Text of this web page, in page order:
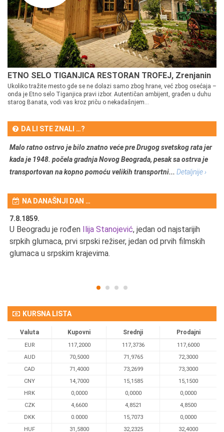
ETNO SELO TIGANJICA RESTORAN TROFEJ, Zrenjanin
Ukoliko tražite mesto gde se ne dolazi samo zbog hrane, već zbog osećaja –
onda je Etno selo Tiganjica pravi izbor. Autentičan ambijent, građen u duhu
starog Banata, vodi vas kroz priču o nekadašnjem...
DA LI STE ZNALI …?
Malo ratno ostrvo je bilo znatno veće pre Drugog svetskog rata jer
kada je 1948. počela gradnja Novog Beograda, pesak sa ostrva je
transportovan na kopno pomoću velikih transportni... Detaljnije ›
NA DANAŠNJI DAN …
7.8.1859.
U Beogradu je rođen Ilija Stanojević, jedan od najstarijih
srpkih glumaca, prvi srpski režiser, jedan od prvih filmskih
glumaca u srpskim krajevima.
KURSNA LISTA
Valuta Kupovni Srednji Prodajni
EUR 117,2000 117,3736
117,6000
AUD
70,5000 71,9765
72,3000
CAD
71,4000 73,2699
73,3000
CNY
14,7000 15,1585
15,1500
HRK
0,0000 0,0000
0,0000
CZK
4,6600 4,8521
4,8500
DKK
0.0000 15,7073
0,0000
HUF
31,5800 32,2325 32,4000